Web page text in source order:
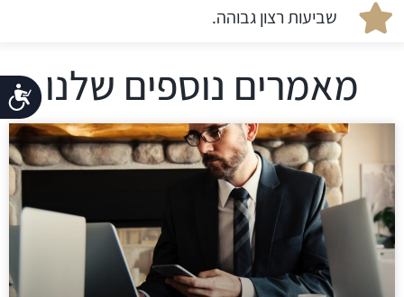
שביעות רצון גבוהה.
מאמרים נוספים שלנו